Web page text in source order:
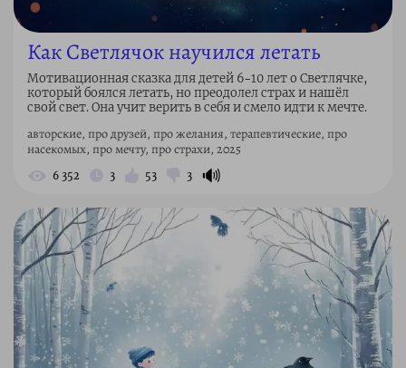
Как Светлячок научился летать
Мотивационная сказка для детей 6–10 лет о Светлячке,
который боялся летать, но преодолел страх и нашёл
свой свет. Она учит верить в себя и смело идти к мечте.
авторские, про друзей, про желания, терапевтические, про
насекомых, про мечту, про страхи, 2025
6 352 3 53 3 🔊